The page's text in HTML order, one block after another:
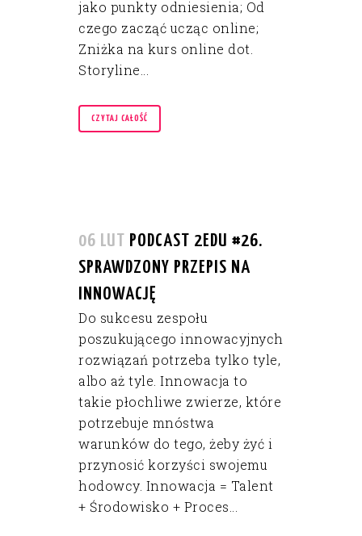
jako punkty odniesienia; Od
czego zacząć ucząc online;
Zniżka na kurs online dot.
Storyline...
CZYTAJ CAŁOŚĆ
06 LUT PODCAST 2EDU #26.
SPRAWDZONY PRZEPIS NA
INNOWACJĘ
Do sukcesu zespołu
poszukującego innowacyjnych
rozwiązań potrzeba tylko tyle,
albo aż tyle. Innowacja to
takie płochliwe zwierze, które
potrzebuje mnóstwa
warunków do tego, żeby żyć i
przynosić korzyści swojemu
hodowcy. Innowacja = Talent
+ Środowisko + Proces...